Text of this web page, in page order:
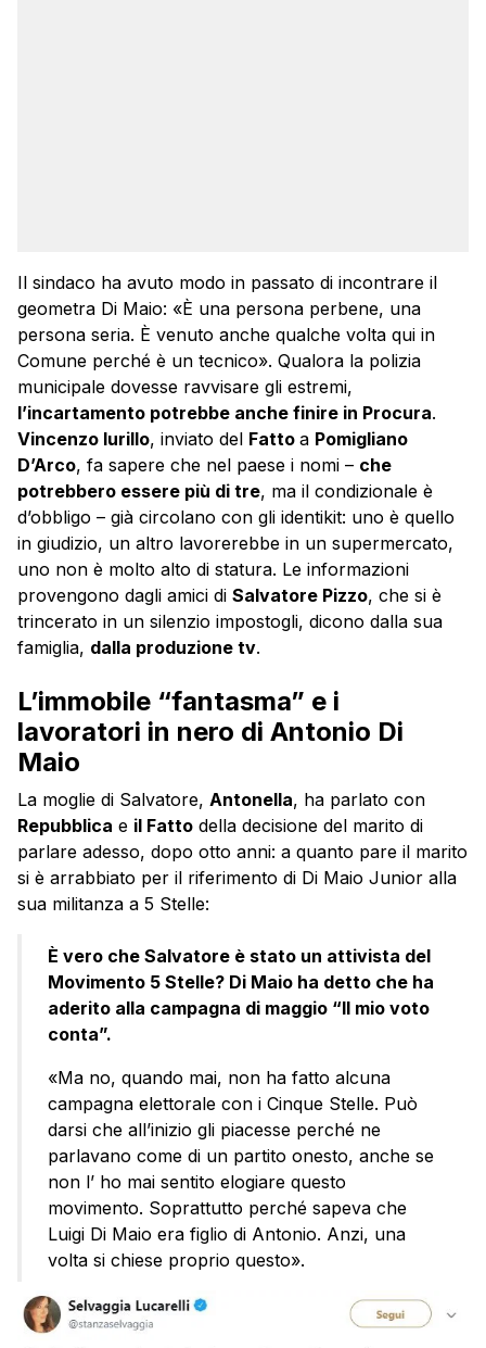
Il sindaco ha avuto modo in passato di incontrare il
geometra Di Maio: «È una persona perbene, una
persona seria. È venuto anche qualche volta qui in
Comune perché è un tecnico». Qualora la polizia
municipale dovesse ravvisare gli estremi,
l’incartamento potrebbe anche finire in Procura.
Vincenzo Iurillo, inviato del Fatto a Pomigliano
D’Arco, fa sapere che nel paese i nomi – che
potrebbero essere più di tre, ma il condizionale è
d’obbligo – già circolano con gli identikit: uno è quello
in giudizio, un altro lavorerebbe in un supermercato,
uno non è molto alto di statura. Le informazioni
provengono dagli amici di Salvatore Pizzo, che si è
trincerato in un silenzio impostogli, dicono dalla sua
famiglia, dalla produzione tv.
L’immobile “fantasma” e i
lavoratori in nero di Antonio Di
Maio
La moglie di Salvatore, Antonella, ha parlato con
Repubblica e il Fatto della decisione del marito di
parlare adesso, dopo otto anni: a quanto pare il marito
si è arrabbiato per il riferimento di Di Maio Junior alla
sua militanza a 5 Stelle:
È vero che Salvatore è stato un attivista del
Movimento 5 Stelle? Di Maio ha detto che ha
aderito alla campagna di maggio “Il mio voto
conta”.
«Ma no, quando mai, non ha fatto alcuna
campagna elettorale con i Cinque Stelle. Può
darsi che all’inizio gli piacesse perché ne
parlavano come di un partito onesto, anche se
non l’ ho mai sentito elogiare questo
movimento. Soprattutto perché sapeva che
Luigi Di Maio era figlio di Antonio. Anzi, una
volta si chiese proprio questo».